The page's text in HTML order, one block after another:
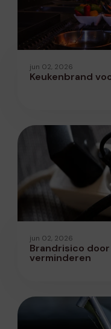
jun 02, 2026
Keukenbrand
jun 02, 2026
Brandrisico
verminderen